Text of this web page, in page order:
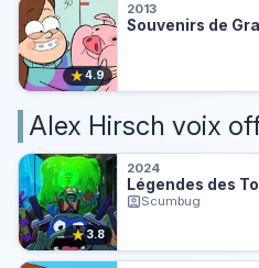
★4.9
2013
Souvenirs de
Alex Hirsch voix
★3.8
2024
Légendes des
Scumbug